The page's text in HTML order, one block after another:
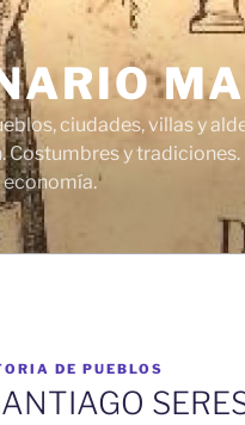
ciudades, villas y
y
DE PUEBLOS